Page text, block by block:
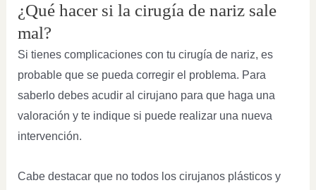
¿Qué hacer si la cirugía de nariz sale
mal?
Si tienes complicaciones con tu cirugía de nariz, es
probable que se pueda corregir el problema. Para
saberlo debes acudir al cirujano para que haga una
valoración y te indique si puede realizar una nueva
intervención.
Cabe destacar que no todos los cirujanos plásticos y